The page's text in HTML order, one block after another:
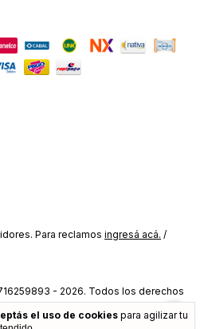
el uso de cookies para agilizar tu
Para reclamos ingresá acá. /
- 2026. Todos los derechos